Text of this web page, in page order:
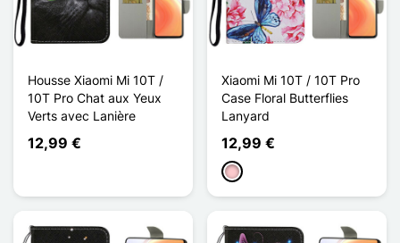
Housse Xiaomi Mi 10T /
10T Pro Chat aux Yeux
Verts avec Lanière
12,99 €
Xiaomi Mi 10T / 10T Pro
Case Floral Butterflies
Lanyard
12,99 €
Rosa